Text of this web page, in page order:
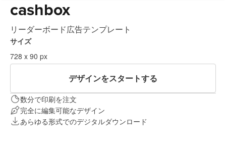
cashbox
リーダーボード広告テンプレート
サイズ
728 x 90 px
デザインをスタートする
数分で印刷を注文
完全に編集可能なデザイン
あらゆる形式でのデジタルダウンロード